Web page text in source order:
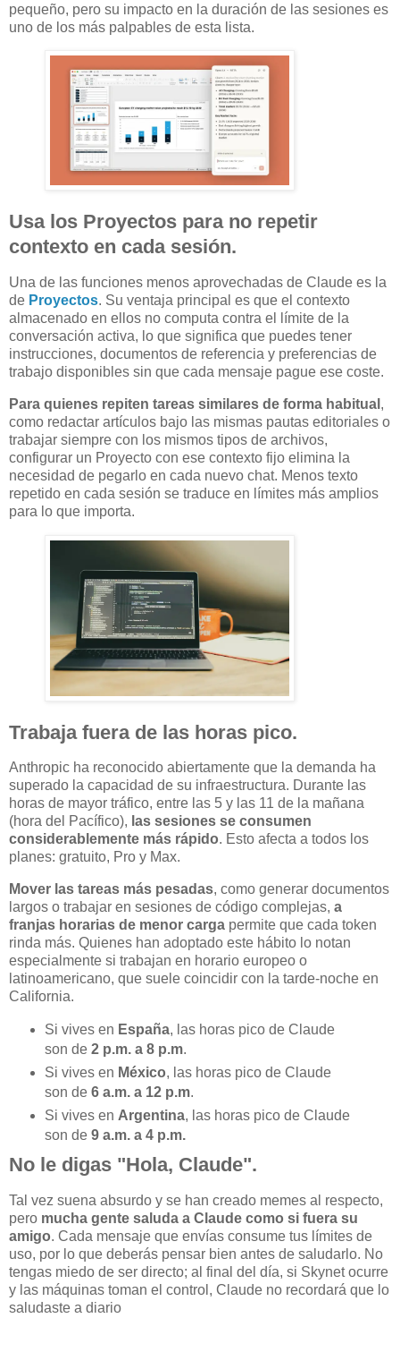
pequeño, pero su impacto en la duración de las sesiones es
uno de los más palpables de esta lista.
Usa los Proyectos para no repetir
contexto en cada sesión.
Una de las funciones menos aprovechadas de Claude es la
de Proyectos. Su ventaja principal es que el contexto
almacenado en ellos no computa contra el límite de la
conversación activa, lo que significa que puedes tener
instrucciones, documentos de referencia y preferencias de
trabajo disponibles sin que cada mensaje pague ese coste.
Para quienes repiten tareas similares de forma habitual ,
como redactar artículos bajo las mismas pautas editoriales o
trabajar siempre con los mismos tipos de archivos,
configurar un Proyecto con ese contexto fijo elimina la
necesidad de pegarlo en cada nuevo chat. Menos texto
repetido en cada sesión se traduce en límites más amplios
para lo que importa.
Trabaja fuera de las horas pico.
Anthropic ha reconocido abiertamente que la demanda ha
superado la capacidad de su infraestructura. Durante las
horas de mayor tráfico, entre las 5 y las 11 de la mañana
(hora del Pacífico), las sesiones se consumen
considerablemente más rápido. Esto afecta a todos los
planes: gratuito, Pro y Max.
Mover las tareas más pesadas, como generar documentos
largos o trabajar en sesiones de código complejas, a
franjas horarias de menor carga permite que cada token
rinda más. Quienes han adoptado este hábito lo notan
especialmente si trabajan en horario europeo o
latinoamericano, que suele coincidir con la tarde-noche en
California.
Si vives en España, las horas pico de Claude
son de 2 p.m. a 8 p.m.
Si vives en México, las horas pico de Claude
son de 6 a.m. a 12 p.m.
Si vives en Argentina, las horas pico de Claude
son de 9 a.m. a 4 p.m.
No le digas "Hola, Claude".
Tal vez suena absurdo y se han creado memes al respecto,
pero mucha gente saluda a Claude como si fuera su
amigo. Cada mensaje que envías consume tus límites de
uso, por lo que deberás pensar bien antes de saludarlo. No
tengas miedo de ser directo; al final del día, si Skynet ocurre
y las máquinas toman el control, Claude no recordará que lo
saludaste a diario